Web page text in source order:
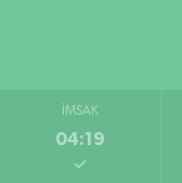
İMSAK
04:19